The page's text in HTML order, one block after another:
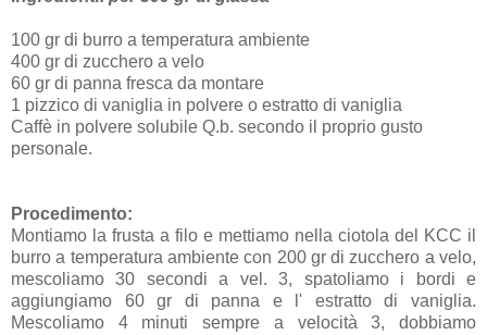
100 gr di burro a temperatura ambiente
400 gr di zucchero a velo
60 gr di panna fresca da montare
1 pizzico di vaniglia in polvere o estratto di vaniglia
Caffè in polvere solubile Q.b. secondo il proprio gusto
personale.
Procedimento:
Montiamo la frusta a filo e mettiamo nella ciotola del KCC il
burro a temperatura ambiente con 200 gr di zucchero a velo,
mescoliamo 30 secondi a vel. 3, spatoliamo i bordi e
aggiungiamo 60 gr di panna e l' estratto di vaniglia.
Mescoliamo 4 minuti sempre a velocità 3, dobbiamo